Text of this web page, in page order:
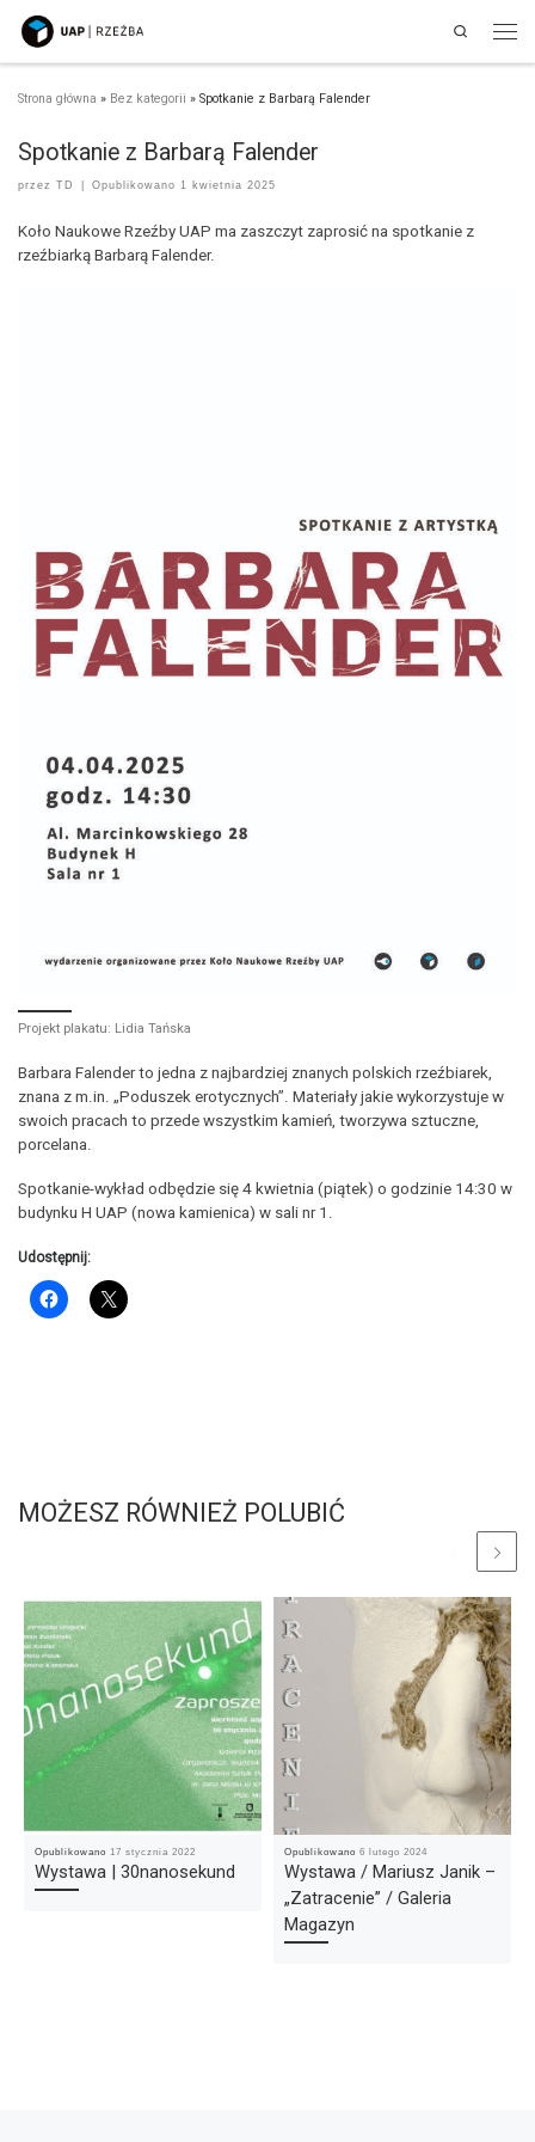
Przejdź do treści
Search
Strona główna » Bez kategorii » Spotkanie z Barbarą Falender
Spotkanie z Barbarą Falender
przez TD Opublikowano 1 kwietnia 2025
Koło Naukowe Rzeźby UAP ma zaszczyt zaprosić na spotkanie z
rzeźbiarką Barbarą Falender.
Projekt plakatu: Lidia Tańska
Barbara Falender to jedna z najbardziej znanych polskich rzeźbiarek,
znana z m.in. „Poduszek erotycznych”. Materiały jakie wykorzystuje w
swoich pracach to przede wszystkim kamień, tworzywa sztuczne,
porcelana.
Spotkanie-wykład odbędzie się 4 kwietnia (piątek) o godzinie 14:30 w
budynku H UAP (nowa kamienica) w sali nr 1.
Udostępnij:
MOŻESZ RÓWNIEŻ POLUBIĆ
Opublikowano 17 stycznia 2022
Wystawa | 30nanosekund
Opublikowano 6 lutego 2024
Wystawa / Mariusz Janik –
„Zatracenie” / Galeria
Magazyn